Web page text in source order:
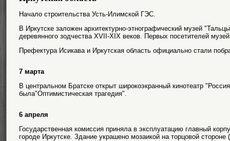
Начало строительства Усть-Илимской ГЭС.
В Иркутске заложен архитектурно-этнографический музей
деревянного зодчества XVII-XIX веков. Первых посетителей
Префектура Исикава и Иркутская область официально стали
7 марта
В центральном Братске открыт широкоэкранный кинотеатр
была"Оптимистическая трагедия".
6 апреля
Государственная комиссия приняла в эксплуатацию главный
городе Иркутске. Здание украшено мозаикой на торцовой